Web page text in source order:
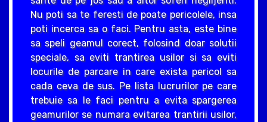
Nu poti sa te feresti de poate pericolele, insa
poti incerca sa o faci. Pentru asta, este bine
sa speli geamul corect, folosind doar solutii
speciale, sa eviti trantirea usilor si sa eviti
locurile de parcare in care exista pericol sa
cada ceva de sus. Pe lista lucrurilor pe care
trebuie sa le faci pentru a evita spargerea
geamurilor se numara evitarea trantirii usilor,